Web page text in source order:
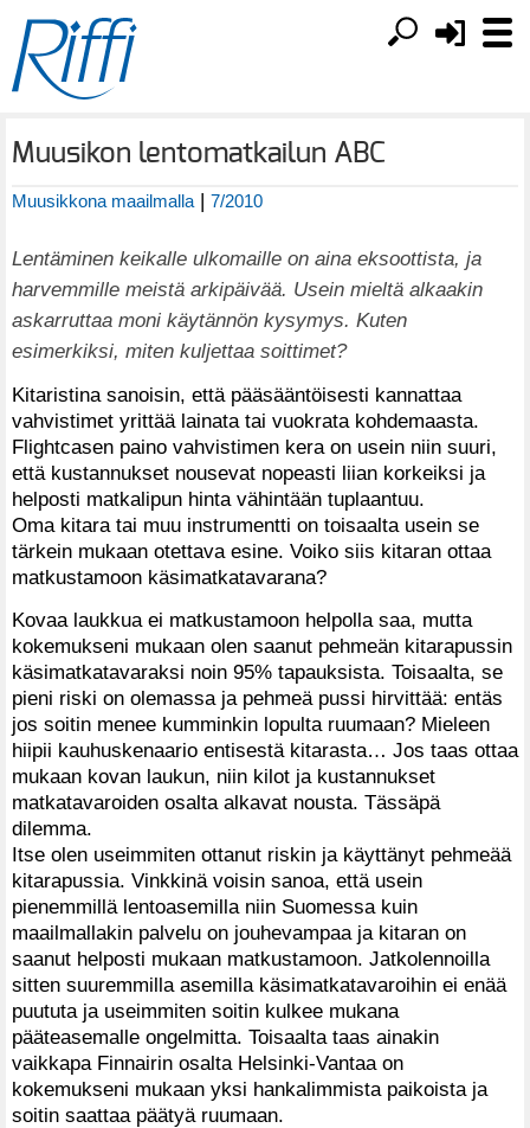
Muusikon lentomatkailun ABC
Muusikkona maailmalla| 7/2010
Lentäminen keikalle ulkomaille on aina eksoottista, ja
harvemmille meistä arkipäivää. Usein mieltä alkaakin
askarruttaa moni käytännön kysymys. Kuten
esimerkiksi, miten kuljettaa soittimet?
Kitaristina sanoisin, että pääsääntöisesti kannattaa
vahvistimet yrittää lainata tai vuokrata kohdemaasta.
Flightcasen paino vahvistimen kera on usein niin suuri,
että kustannukset nousevat nopeasti liian korkeiksi ja
helposti matkalipun hinta vähintään tuplaantuu.
Oma kitara tai muu instrumentti on toisaalta usein se
tärkein mukaan otettava esine. Voiko siis kitaran ottaa
matkustamoon käsimatkatavarana?
Kovaa laukkua ei matkustamoon helpolla saa, mutta
kokemukseni mukaan olen saanut pehmeän kitarapussin
käsimatkatavaraksi noin 95% tapauksista. Toisaalta, se
pieni riski on olemassa ja pehmeä pussi hirvittää: entäs
jos soitin menee kumminkin lopulta ruumaan? Mieleen
hiipii kauhuskenaario entisestä kitarasta… Jos taas ottaa
mukaan kovan laukun, niin kilot ja kustannukset
matkatavaroiden osalta alkavat nousta. Tässäpä
dilemma.
Itse olen useimmiten ottanut riskin ja käyttänyt pehmeää
kitarapussia. Vinkkinä voisin sanoa, että usein
pienemmillä lentoasemilla niin Suomessa kuin
maailmallakin palvelu on jouhevampaa ja kitaran on
saanut helposti mukaan matkustamoon. Jatkolennoilla
sitten suuremmilla asemilla käsimatkatavaroihin ei enää
puututa ja useimmiten soitin kulkee mukana
pääteasemalle ongelmitta. Toisaalta taas ainakin
vaikkapa Finnairin osalta Helsinki-Vantaa on
kokemukseni mukaan yksi hankalimmista paikoista ja
soitin saattaa päätyä ruumaan.